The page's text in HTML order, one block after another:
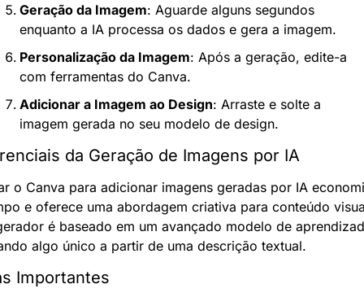
Geração da Imagem: Aguarde alguns segundos
enquanto a IA processa os dados e gera a imagem.
Personalização da Imagem: Após a geração, edite-a
com ferramentas do Canva.
Adicionar a Imagem ao Design: Arraste e solte a
imagem gerada no seu modelo de design.
da Geração de Imagens por IA
o Canva para adicionar imagens geradas por IA
e oferece uma abordagem criativa para conteúdo
é baseado em um avançado modelo de
algo único a partir de uma descrição textual.
Importantes